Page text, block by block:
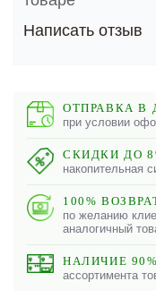
Написать отзыв
ОТПРАВКА В
при условии
СКИДКИ ДО
накопительная
100%
по желанию
аналогичный
НАЛИЧИЕ 90%
ассортимента